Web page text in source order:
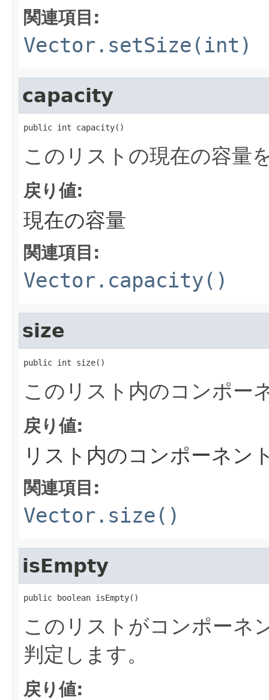
関連項目:
Vector.setSize(int)
capacity
public int capacity()
このリストの現在の容量
戻り値:
現在の容量
関連項目:
Vector.capacity()
size
public int size()
このリスト内のコンポー
戻り値:
リスト内のコンポーネン
関連項目:
Vector.size()
isEmpty
public boolean isEmpty()
このリストがコンポーネ
判定します。
戻り値: